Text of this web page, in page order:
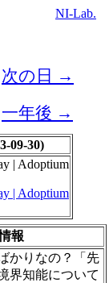
NI-Lab.
次の日 →
一年後 →
09-30)
| Adoptium
| Adoptium
報
かりなの？「先
界知能について